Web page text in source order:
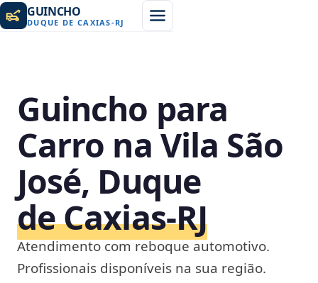
GUINCHO
DUQUE DE CAXIAS-RJ
Guincho para
Carro na Vila São
José, Duque
de Caxias‑RJ
Atendimento com reboque automotivo.
Profissionais disponíveis na sua região.